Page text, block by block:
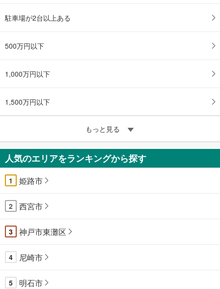
駐車場が2台以上ある
500万円以下
1,000万円以下
1,500万円以下
もっと見る
人気のエリアをランキングから探す
1 姫路市
2 西宮市
3 神戸市東灘区
4 尼崎市
5 明石市